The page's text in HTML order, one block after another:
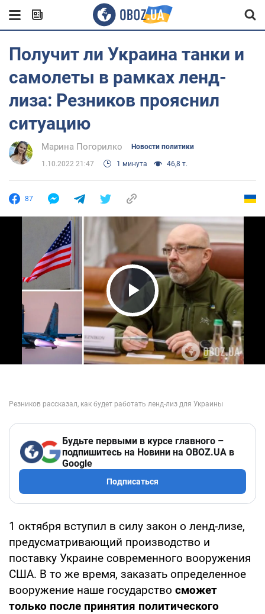
Получит ли Украина танки и
самолеты в рамках ленд-
лиза: Резников прояснил
ситуацию
Марина Погорилко Новости политики
1.10.2022 21:47 1 минута 46,8 т.
87
Play Video
Будьте первыми в курсе главного –
подпишитесь на Новини на OBOZ.UA в
Google
Подписаться
1 октября вступил в силу закон о ленд-лизе,
предусматривающий производство и
поставку Украине современного вооружения
США. В то же время, заказать определенное
вооружение наше государство сможет
только после принятия политического